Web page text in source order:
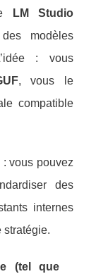
LM Studio
modèles
: vous
, vous le
compatible
vous pouvez
des
internes
stratégie.
(tel que